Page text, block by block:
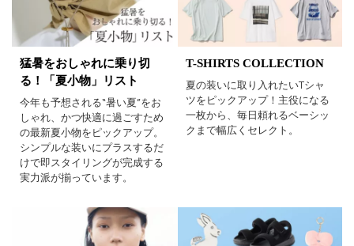
猛暑をおしゃれに乗り切
る！「夏小物」リスト
今年も予想される“暑い夏”をお
しゃれ、かつ快適に過ごすため
の最新夏小物をピックアップ。
シンプルな装いにプラスするだ
けで即スタイリングが完成する
実力派が揃っています。
T-SHIRTS COLLECTION
夏の装いに取り入れたいTシャ
ツをピックアップ！主役になる
一枚から、毎日頼れるベーシッ
クまで幅広くセレクト。